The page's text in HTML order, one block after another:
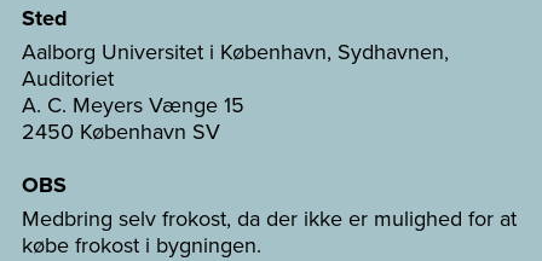
Sted
Aalborg Universitet i København, Sydhavnen,
Auditoriet
A. C. Meyers Vænge 15
2450 København SV
OBS
Medbring selv frokost, da der ikke er mulighed for at
købe frokost i bygningen.